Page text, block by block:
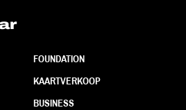
FOUNDATION
KAARTVERKOOP
BUSINESS